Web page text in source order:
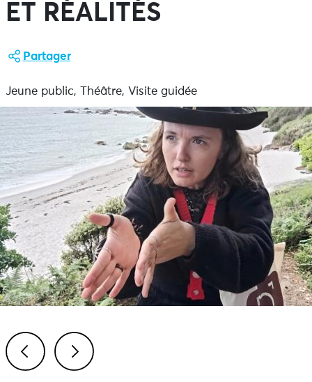
ET RÉALITÉS
Partager
Jeune public, Théâtre, Visite guidée